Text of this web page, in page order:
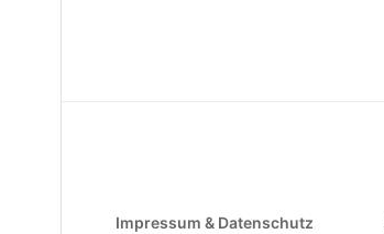
Impressum & Datenschutz